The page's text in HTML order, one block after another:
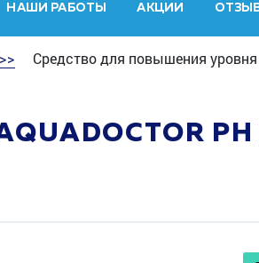
НАШИ РАБОТЫ АКЦИИ
Средство для повышения
PH